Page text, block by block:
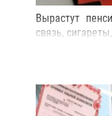
Вырастут
связь,